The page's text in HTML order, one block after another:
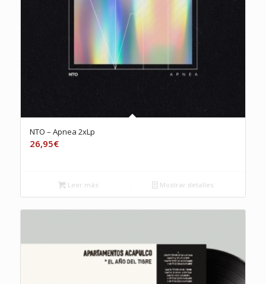
NTO – Apnea 2xLp
26,95€
Leer más Mostrar detalles